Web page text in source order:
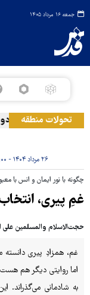
جمعه ۱۶ مرداد ۱۴۰۵
تحولات منطقه
صهیونیستی به دو
۲۶ مرداد ۱۴۰۴ - ۱۰:۰۰
چگونه با نور ایمان و انس با
غمِ پیری،
حجت‌الاسلام والمسلمین علی
غم، همزادِ پیری
اما روایتی دیگر هم
به شادمانی می‌گذراند.